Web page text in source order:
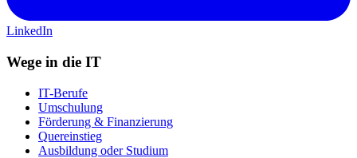
LinkedIn
Wege in die IT
IT-Berufe
Umschulung
Förderung & Finanzierung
Quereinstieg
Ausbildung oder Studium